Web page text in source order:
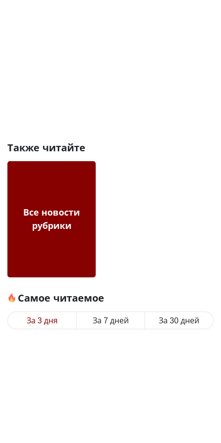
Также читайте
Все новости
рубрики
Самое читаемое
За 3 дня За 7 дней За 30 дней